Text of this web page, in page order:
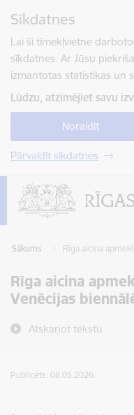
Sīkdatnes
Lai šī tīmekļvietne
sīkdatnes. Ar Jūsu
izmantotas statistikas un
Lūdzu, atzīmējiet savu
Noraidīt
Pārvaldīt sīkdatnes
Sākums Rīga aicina
Rīga aicina
Venēcijas
Atskaņot tekstu
Publicēts: 08.05.2026.